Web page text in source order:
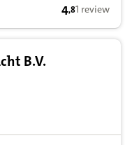
4,8 op basis
4,81 review
B.V.